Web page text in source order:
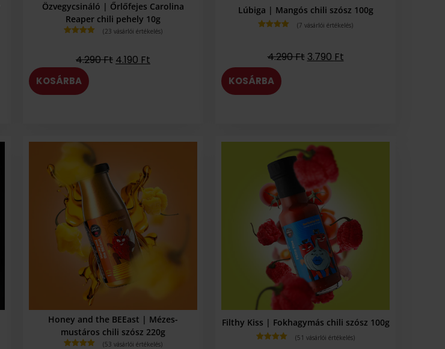
Özvegycsináló | Őrlőfejes Carolina
Reaper chili pehely 10g
értékelés
alapján
(23 vásárlói értékelés)
4.290Ft 4.190 Ft
KOSÁRBA
Lúbiga | Mangós chili szósz 100g
értékelés
(7 vásárlói értékelés)
4.290Ft 3.790 Ft
KOSÁRBA
Honey and the BEEast | Mézes-
mustáros chili szósz 220g
(53 vásárlói értékelés)
Filthy Kiss | Fokhagymás chili szósz 100g
(51 vásárlói értékelés)